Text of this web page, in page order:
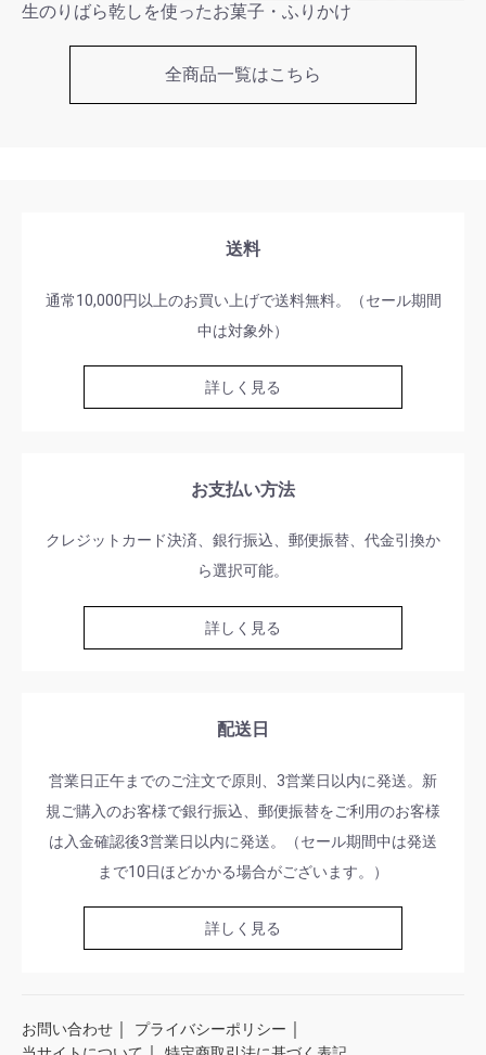
生のりばら乾しを使ったお菓子・ふりかけ
全商品一覧はこちら
送料
通常10,000円以上のお買い上げで送料無料。（セール期間
中は対象外）
詳しく見る
お支払い方法
クレジットカード決済、銀行振込、郵便振替、代金引換か
ら選択可能。
詳しく見る
配送日
営業日正午までのご注文で原則、3営業日以内に発送。新
規ご購入のお客様で銀行振込、郵便振替をご利用のお客様
は入金確認後3営業日以内に発送。（セール期間中は発送
まで10日ほどかかる場合がございます。）
詳しく見る
お問い合わせ ｜ プライバシーポリシー ｜